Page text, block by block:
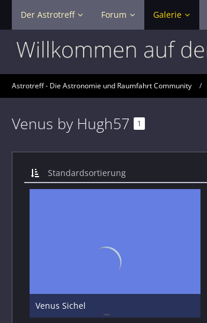
Der Astrotreff Forum Galerie
Astrotreff - Die Astronomie und Raumfahrt Community
Venus by Hugh57 1
Standardsortierung
Venus Sichel
11. März 2025